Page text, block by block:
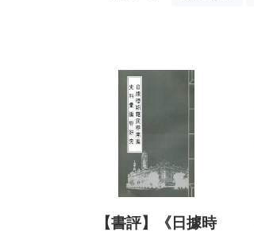
【書評】《日據時